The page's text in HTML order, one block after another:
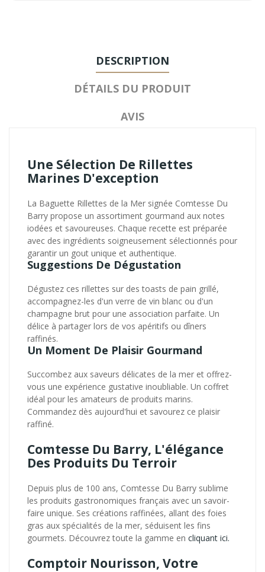
DESCRIPTION
DÉTAILS DU PRODUIT
AVIS
Une Sélection De Rillettes
Marines D'exception
La Baguette Rillettes de la Mer signée Comtesse Du
Barry propose un assortiment gourmand aux notes
iodées et savoureuses. Chaque recette est préparée
avec des ingrédients soigneusement sélectionnés pour
garantir un gout unique et authentique.
Suggestions De Dégustation
Dégustez ces rillettes sur des toasts de pain grillé,
accompagnez-les d'un verre de vin blanc ou d'un
champagne brut pour une association parfaite. Un
délice à partager lors de vos apéritifs ou dîners
raffinés.
Un Moment De Plaisir Gourmand
Succombez aux saveurs délicates de la mer et offrez-
vous une expérience gustative inoubliable. Un coffret
idéal pour les amateurs de produits marins.
Commandez dès aujourd'hui et savourez ce plaisir
raffiné.
Comtesse Du Barry, L'élégance
Des Produits Du Terroir
Depuis plus de 100 ans, Comtesse Du Barry sublime
les produits gastronomiques français avec un savoir-
faire unique. Ses créations raffinées, allant des foies
gras aux spécialités de la mer, séduisent les fins
gourmets. Découvrez toute la gamme en cliquant ici.
Comptoir Nourisson, Votre